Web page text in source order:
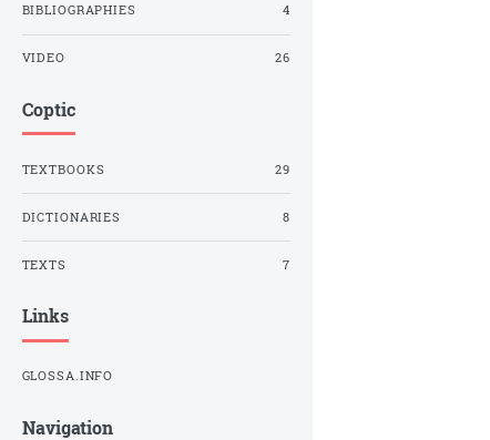
BIBLIOGRAPHIES 4
VIDEO 26
Coptic
TEXTBOOKS 29
DICTIONARIES 8
TEXTS 7
Links
GLOSSA.INFO
Navigation